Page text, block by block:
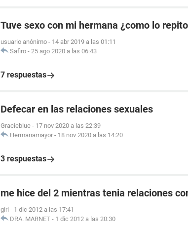
Tuve sexo con mi hermana ¿como lo
usuario anónimo - 14 abr 2019 a las 01:11
Safiro - 25 ago 2020 a las 06:43
7 respuestas
Defecar en las relaciones sexuales
Gracieblue - 17 nov 2020 a las 22:39
Hermanamayor - 18 nov 2020 a las 14:20
3 respuestas
me hice del 2 mientras tenia relaciones
girl - 1 dic 2012 a las 17:41
DRA. MARNET - 1 dic 2012 a las 20:30